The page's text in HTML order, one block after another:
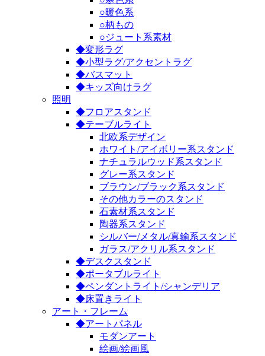
○暖色系
○柄もの
○ジュート系素材
◆変形ラグ
◆小型ラグ/アクセントラグ
◆バスマット
◆キッズ向けラグ
照明
◆フロアスタンド
◆テーブルライト
北欧系デザイン
ホワイト/アイボリー系スタンド
ナチュラルウッド系スタンド
グレー系スタンド
ブラウン/ブラック系スタンド
その他カラーのスタンド
石素材系スタンド
陶器系スタンド
シルバー/メタル/真鍮系スタンド
ガラス/アクリル系スタンド
◆デスクスタンド
◆ポータブルライト
◆ペンダントライト/シャンデリア
◆床置きライト
アート・フレーム
◆アートパネル
モダンアート
絵画/絵画風